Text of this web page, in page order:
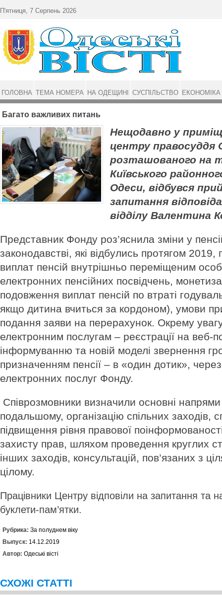
Багато важливих питань
Нещодавно у
центру правосуддя
розташованого на
Київського
Одеси, відбувся
запитання
відділу Валентина
Представник Фонду роз’яснила зміни у
законодавстві, які відбулись протягом
виплат пенсій внутрішньо переміщеним
електронних пенсійних посвідчень,
подовження виплат пенсій по втраті
якщо дитина вчиться за кордоном), умови
подання заяви на перерахунок. Окрему
електронним послугам – реєстрації на веб-
інформуванню та новій моделі звернення
призначенням пенсії – в «один дотик»,
електронних послуг Фонду.
Співрозмовники визначили основні напрями
подальшому, організацію спільних заходів,
підвищення рівня правової
захисту прав, шляхом проведення круглих
інших заходів, консультацій, пов’язаних з
цілому.
Працівники Центру відповіли на запитання та
буклети-пам’ятки.
Рубрика: За полуднем віку
Выпуск: 14.12.2019
Автор: Одеські вісті
СХОЖІ СТАТТІ
П'ятниця, 7 Серпень 2026
ГОЛОВНА ТЕМА НОМЕРА НА ОДЕЩИНІ СУСПІЛЬСТВО ЕКОНОМІКА